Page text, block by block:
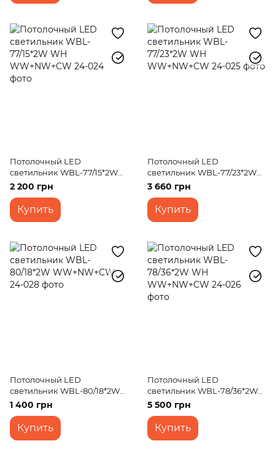
Потолочный LED
светильник WBL-77/15*2W
WH WW+NW+CW
2 200 грн
Купить
Потолочный LED
светильник WBL-77/23*2W
WH WW+NW+CW
3 660 грн
Купить
Потолочный LED
светильник WBL-80/18*2W
WW+NW+CW
1 400 грн
Купить
Потолочный LED
светильник WBL-78/36*2W
WH WW+NW+CW
5 500 грн
Купить